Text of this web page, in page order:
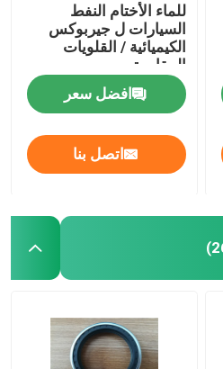
للماء الأختام النفط
السيارات ل جيربوكس
الكيميائية / القلويات
المقاومة
افضل سعر
اتصل بنا